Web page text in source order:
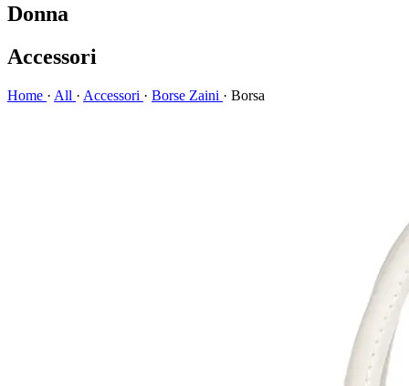
Donna
Accessori
Home · All · Accessori · Borse Zaini · Borsa